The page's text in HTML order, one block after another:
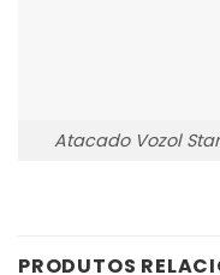
Atacado Vozol
PRODUTOS